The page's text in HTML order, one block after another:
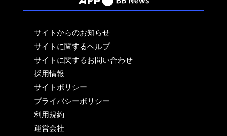
サイトからのお知らせ
サイトに関するヘルプ
サイトに関するお問い合わせ
採用情報
サイトポリシー
プライバシーポリシー
利用規約
運営会社